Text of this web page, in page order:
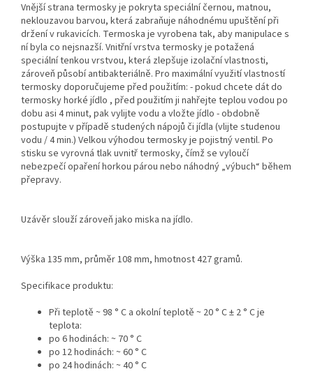
Vnější strana termosky je pokryta speciální černou, matnou,
neklouzavou barvou, která zabraňuje náhodnému upuštění při
držení v rukavicích. Termoska je vyrobena tak, aby manipulace s
ní byla co nejsnazší. Vnitřní vrstva termosky je potažená
speciální tenkou vrstvou, která zlepšuje izolační vlastnosti,
zároveň působí antibakteriálně. Pro maximální využití vlastností
termosky doporučujeme před použitím: - pokud chcete dát do
termosky horké jídlo , před použitím ji nahřejte teplou vodou po
dobu asi 4 minut, pak vylijte vodu a vložte jídlo - obdobně
postupujte v případě studených nápojů či jídla (vlijte studenou
vodu / 4 min.) Velkou výhodou termosky je pojistný ventil. Po
stisku se vyrovná tlak uvnitř termosky, čímž se vyloučí
nebezpečí opaření horkou párou nebo náhodný „výbuch“ během
přepravy.
Uzávěr slouží zároveň jako miska na jídlo.
Výška 135 mm, průměr 108 mm, hmotnost 427 gramů.
Specifikace produktu:
Při teplotě ~ 98 ° C a okolní teplotě ~ 20 ° C ± 2 ° C je
teplota:
po 6 hodinách: ~ 70 ° C
po 12 hodinách: ~ 60 ° C
po 24 hodinách: ~ 40 ° C